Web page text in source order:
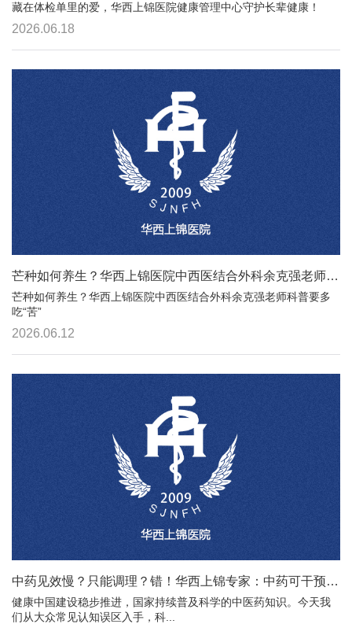
藏在体检单里的爱，华西上锦医院健康管理中心守护长辈健康！
2026.06.18
芒种如何养生？华西上锦医院中西医结合外科余克强老师科普要多吃“苦”
芒种如何养生？华西上锦医院中西医结合外科余克强老师科普要多
吃“苦”
2026.06.12
中药见效慢？只能调理？错！华西上锦专家：中药可干预8类常见疾病
健康中国建设稳步推进，国家持续普及科学的中医药知识。今天我
们从大众常见认知误区入手，科...